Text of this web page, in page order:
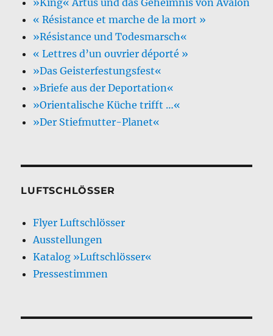
»King« Artus und das Geheimnis von Avalon
« Résistance et marche de la mort »
»Résistance und Todesmarsch«
« Lettres d’un ouvrier déporté »
»Das Geisterfestungsfest«
»Briefe aus der Deportation«
»Orientalische Küche trifft …«
»Der Stiefmutter-Planet«
LUFTSCHLÖSSER
Flyer Luftschlösser
Ausstellungen
Katalog »Luftschlösser«
Pressestimmen